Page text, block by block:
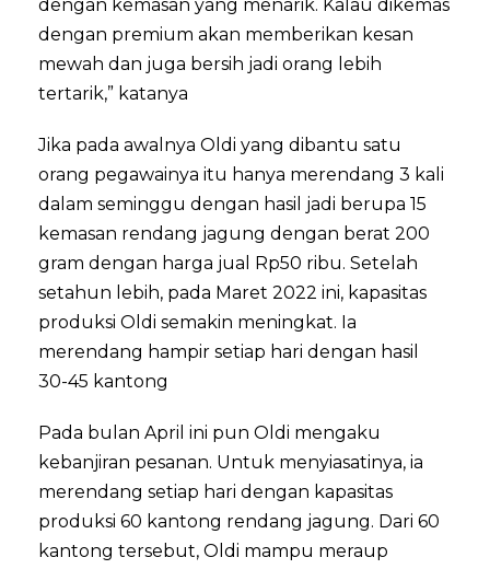
dengan kemasan yang menarik. Kalau dikemas
dengan premium akan memberikan kesan
mewah dan juga bersih jadi orang lebih
tertarik,” katanya
Jika pada awalnya Oldi yang dibantu satu
orang pegawainya itu hanya merendang 3 kali
dalam seminggu dengan hasil jadi berupa 15
kemasan rendang jagung dengan berat 200
gram dengan harga jual Rp50 ribu. Setelah
setahun lebih, pada Maret 2022 ini, kapasitas
produksi Oldi semakin meningkat. Ia
merendang hampir setiap hari dengan hasil
30-45 kantong
Pada bulan April ini pun Oldi mengaku
kebanjiran pesanan. Untuk menyiasatinya, ia
merendang setiap hari dengan kapasitas
produksi 60 kantong rendang jagung. Dari 60
kantong tersebut, Oldi mampu meraup